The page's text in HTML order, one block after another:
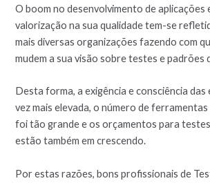
O boom no desenvolvimento de aplicações
valorização na sua qualidade tem-se
mais diversas organizações fazendo com
mudem a sua visão sobre testes e padrões
Desta forma, a exigência e consciência das
vez mais elevada, o número de
foi tão grande e os orçamentos para
estão também em crescendo.
Por estas razões, bons profissionais de